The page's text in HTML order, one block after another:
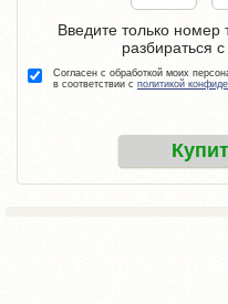
Введите только
разбираться
Согласен с обработкой моих
в соответствии с политикой